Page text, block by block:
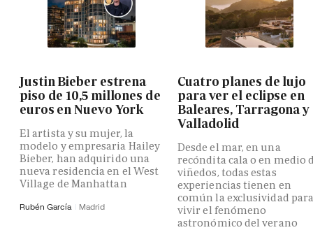
Justin Bieber estrena
piso de 10,5 millones de
euros en Nuevo York
El artista y su mujer, la
modelo y empresaria Hailey
Bieber, han adquirido una
nueva residencia en el West
Village de Manhattan
Rubén García Madrid
Cuatro planes de lujo
para ver el eclipse en
Baleares, Tarragona y
Valladolid
Desde el mar, en una
recóndita cala o en medio
viñedos, todas estas
experiencias tienen en
común la exclusividad
vivir el fenómeno
astronómico del verano